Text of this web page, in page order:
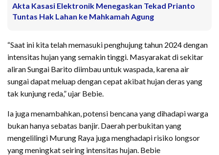
Akta Kasasi Elektronik Menegaskan Tekad Prianto
Tuntas Hak Lahan ke Mahkamah Agung
“Saat ini kita telah memasuki penghujung tahun 2024 dengan
intensitas hujan yang semakin tinggi. Masyarakat di sekitar
aliran Sungai Barito diimbau untuk waspada, karena air
sungai dapat meluap dengan cepat akibat hujan deras yang
tak kunjung reda,” ujar Bebie.
Ia juga menambahkan, potensi bencana yang dihadapi warga
bukan hanya sebatas banjir. Daerah perbukitan yang
mengelilingi Murung Raya juga menghadapi risiko longsor
yang meningkat seiring intensitas hujan. Bebie